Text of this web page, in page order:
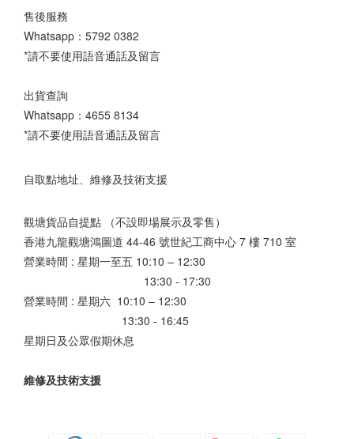
售後服務
Whatsapp： 5792 0382
*請不要使用語音通話及留言
出貨查詢
Whatsapp： 4655 8134
*請不要使用語音通話及留言
自取點地址、維修及技術支援
觀塘貨品自提點 （不設即場展示及零售）
香港九龍觀塘鴻圖道 44-46 號世紀工商中心 7 樓 710 室
營業時間 : 星期一至五 10:10 – 12:30
13:30 - 17:30
營業時間 : 星期六 10:10 – 12:30
13:30 - 16:45
星期日及公眾假期休息
維修及技術支援